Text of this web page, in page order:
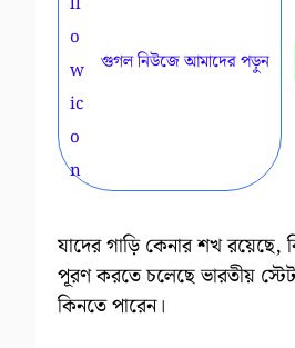
গুগল নিউজে আমাদের পড়ুন
যাদের গাড়ি কেনার শখ রয়েছে,
পূরণ করতে চলেছে ভারতীয় স্টেট
কিনতে পারেন।